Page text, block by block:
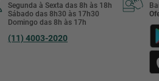
Segunda à Sexta das 8h às 18h
Sábado das 8h30 às 17h30
Domingo das 8h às 17h
(11) 4003-2020